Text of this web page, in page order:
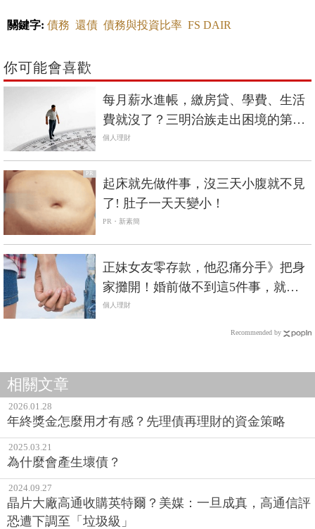
關鍵字: 債務 還債 債務與投資比率 FS DAIR
你可能會喜歡
每月薪水進帳，繳房貸、學費、生活
費就沒了？三明治族走出困境的第一
步是「這件事」
個人理財
PR
起床就先做件事，沒三天小腹就不見
了! 肚子一天天變小！
PR・新素簡
正妹女友零存款，他忍痛分手》把身
家攤開！婚前做不到這5件事，就別
在一起
個人理財
Recommended by
相關文章
2026.01.28
年終獎金怎麼用才有感？先理債再理財的資金策略
2025.03.21
為什麼會產生壞債？
2024.09.27
晶片大廠高通收購英特爾？美媒：一旦成真，高通信評
恐遭下調至「垃圾級」